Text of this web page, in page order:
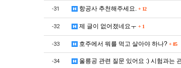
-31 항공사 추천해주세요. + 12
-32 제 글이 없어졌네요ㅜ + 1
-33 호주에서 뭐를 먹고 살아야 하나? + 85
-34 울릉공 관련 질문 있어요 :) 시험과는